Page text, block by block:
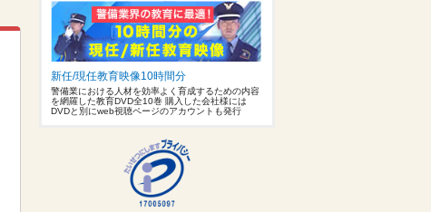
新任/現任教育映像10時間分
警備業における人材を効率よく育成するための内容
を網羅した教育DVD全10巻 購入した会社様には
DVDと別にweb視聴ページのアカウントも発行